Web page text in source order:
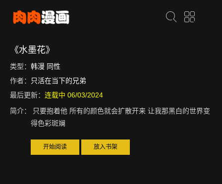
《水墨花》
类型： 韩漫 同性
作者：
只活在当下的兄弟
最后更新： 连载中 06/03/2024
简介：
只要抱着他 所有的颜色就会扩散开来 让我那黑白的世界变
得色彩斑斓
开始阅读 放入书架